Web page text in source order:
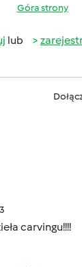
Góra strony
lub
carvingu!!!!